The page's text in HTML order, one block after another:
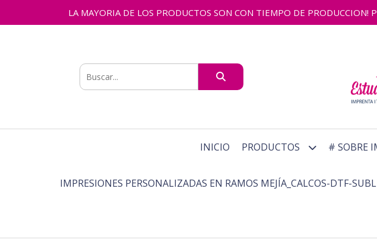
LA MAYORIA DE LOS PRODUCTOS SON CON TIEMPO DE
INICIO PRODUCTOS # SOBRE
IMPRESIONES PERSONALIZADAS EN RAMOS MEJÍA_CALCOS-DTF-